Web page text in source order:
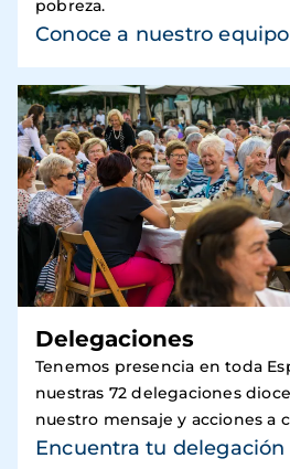
pobreza.
Conoce a nuestro equipo
Delegaciones
Tenemos presencia en toda
nuestras 72 delegaciones
nuestro mensaje y acciones a
Encuentra tu